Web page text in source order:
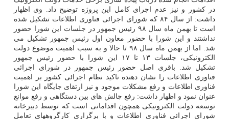
در کشور و نیز عدم اجرای کامل این پروژه توضیح داد. وی اظهار
داشت: از سال ۸۴ که شورای اجرائی فناوری اطلاعات تشکیل شده
است تا بهمن ماه سال ۹۸ رئیس جمهور در جلسات این شورا حضور
نداشتند و این شورا با حضور معاون اول رئیس جمهور تشکیل می
شد. اما از بهمن ماه سال ۹۸ تا حالا و به سبب اهمیت موضوع دولت
الکترونیکی، جلسات ۱۳ تا ۱۷ این شورا با حضور رئیس جمهور
تشکیل شد. باقری اصل حضور رئیس جمهور در شورای اجرائی
فناوری اطلاعات را نشان دهنده تاکید نظام اجرائی کشور بر اهمیت
فناوری اطلاعات و رفع مشکلات موجود و نیز ارتقای جایگاه این شورا
عنوان نمود و اظهار داشت: رفع چالش های بین دستگاهی و رفع موانع
توسعه دولت الکترونیکی همچون اقداماتی است که توسط دبیرخانه
شورای اجرائی فناوری اطلاعات و با برگزاری کارگروههای تعامل